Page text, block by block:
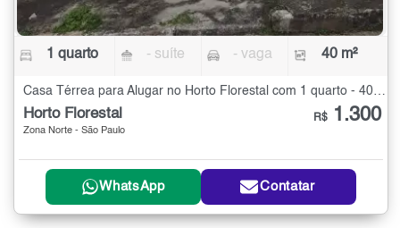
1 quarto - suíte - vaga 40 m²
Casa Térrea para Alugar no Horto Florestal com 1 quarto - 40 m²
Horto Florestal
Zona Norte - São Paulo
R$ 1.300
WhatsApp Contatar